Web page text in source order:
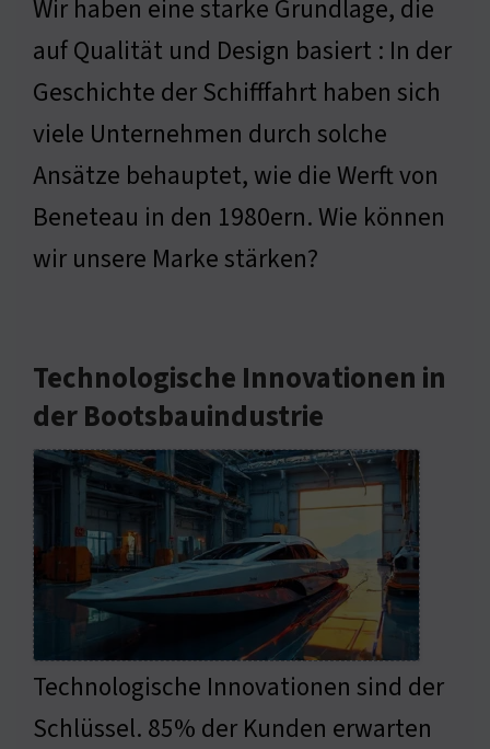
Wir haben eine starke Grundlage, die
auf Qualität und Design basiert : In der
Geschichte der Schifffahrt haben sich
viele Unternehmen durch solche
Ansätze behauptet, wie die Werft von
Beneteau in den 1980ern. Wie können
wir unsere Marke stärken?
Technologische Innovationen in
der Bootsbauindustrie
Technologische Innovationen sind der
Schlüssel. 85% der Kunden erwarten